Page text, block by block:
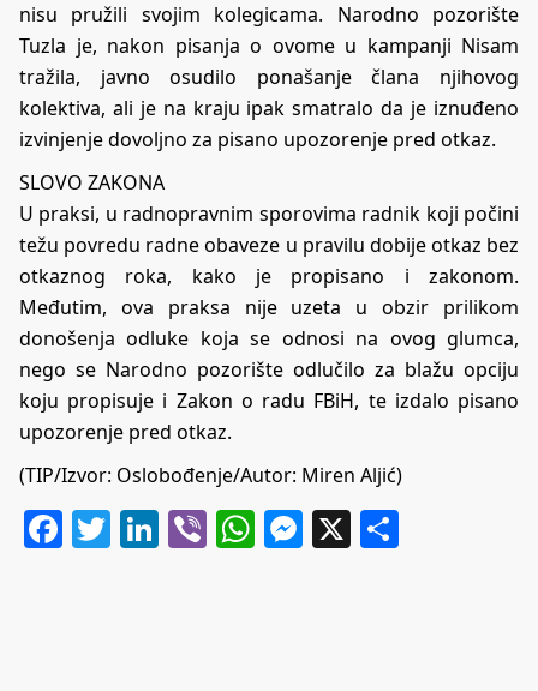
nisu pružili svojim kolegicama. Narodno pozorište
Tuzla je, nakon pisanja o ovome u kampanji Nisam
tražila, javno osudilo ponašanje člana njihovog
kolektiva, ali je na kraju ipak smatralo da je iznuđeno
izvinjenje dovoljno za pisano upozorenje pred otkaz.
SLOVO ZAKONA
U praksi, u radnopravnim sporovima radnik koji počini
težu povredu radne obaveze u pravilu dobije otkaz bez
otkaznog roka, kako je propisano i zakonom.
Međutim, ova praksa nije uzeta u obzir prilikom
donošenja odluke koja se odnosi na ovog glumca,
nego se Narodno pozorište odlučilo za blažu opciju
koju propisuje i Zakon o radu FBiH, te izdalo pisano
upozorenje pred otkaz.
(TIP/Izvor: Oslobođenje/Autor: Miren Aljić)
Facebook
Twitter
LinkedIn
ViberWhatsApp
Messenger
X